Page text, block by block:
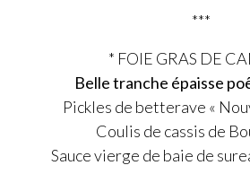
***
* FOIE GRAS DE
Belle tranche épaisse
Pickles de betterave «
Coulis de cassis de
Sauce vierge de baie de